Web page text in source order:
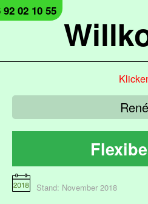
02 10 55
Stand: November 2018